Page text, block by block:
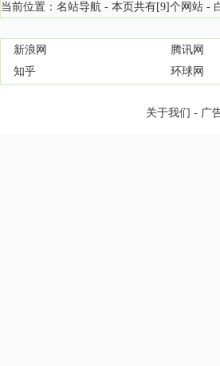
当前位置：名站导航 - 本页共有[9]个网站 -
新浪网 腾讯网
知乎
环球网
关于我们 - 广